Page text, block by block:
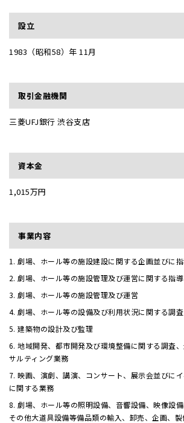
設立
1983（昭和58）年 11月
取引金融機関
三菱UFJ銀行 渋谷支店
資本金
1,015万円
事業内容
劇場、ホール等の施設建設に関する企画並びに
劇場、ホール等の施設管理及び運営に関する指導
劇場、ホール等の施設管理及び運営
劇場、ホール等の設備及び利用状況に関する調査
建築物の設計及び監理
地域開発、都市開発及び環境整備に関する調査
サルティング業務
映画、演劇、講演、コンサート、展示会並びに
に関する業務
劇場、ホール等の照明設備、音響設備、映像設備
その他大道具設備等備品類の輸入、卸売、企画、